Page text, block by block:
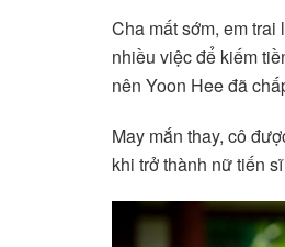
Cha mất sớm, em
nhiều việc để kiếm
nên Yoon Hee đã
May mắn thay, cô
khi trở thành nữ tiến